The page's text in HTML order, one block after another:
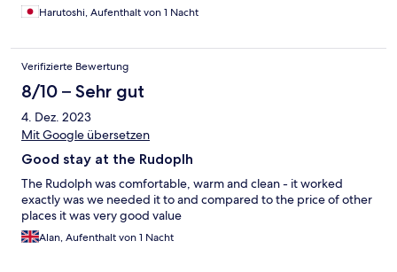
Harutoshi, Aufenthalt von 1 Nacht
Verifizierte Bewertung
8/10 – Sehr gut
4. Dez. 2023
Mit Google übersetzen
Good stay at the Rudoplh
The Rudolph was comfortable, warm and clean - it worked
exactly was we needed it to and compared to the price of other
places it was very good value
Alan, Aufenthalt von 1 Nacht